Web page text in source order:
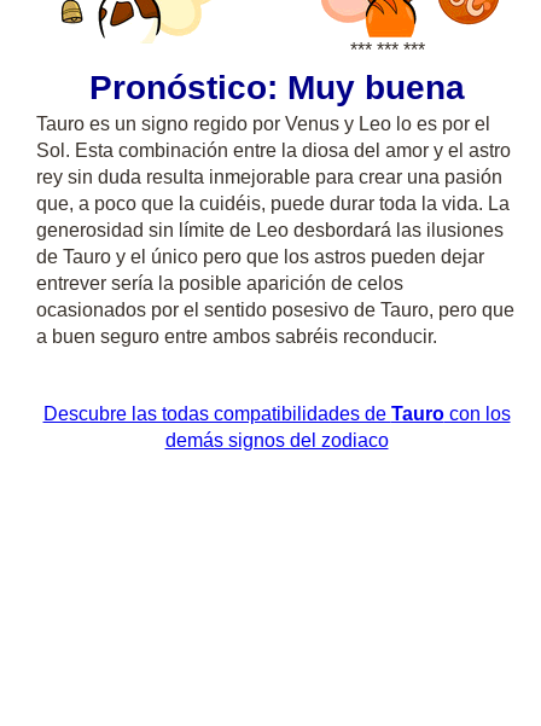
*** *** ***
Pronóstico: Muy buena
Tauro es un signo regido por Venus y Leo lo es por el
Sol. Esta combinación entre la diosa del amor y el astro
rey sin duda resulta inmejorable para crear una pasión
que, a poco que la cuidéis, puede durar toda la vida. La
generosidad sin límite de Leo desbordará las ilusiones
de Tauro y el único pero que los astros pueden dejar
entrever sería la posible aparición de celos
ocasionados por el sentido posesivo de Tauro, pero que
a buen seguro entre ambos sabréis reconducir.
Descubre las todas compatibilidades de Taurocon los
demás signos del zodiaco